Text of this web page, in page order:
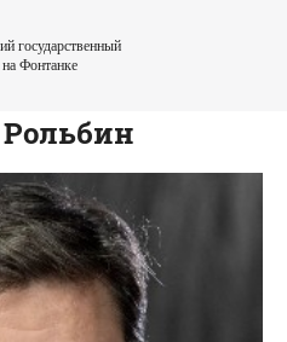
государственный
Фонтанке
Рольбин